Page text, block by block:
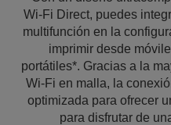
Wi-Fi Direct, puedes
multifunción en la
imprimir desde
portátiles*. Gracias a la
Wi-Fi en malla, la
optimizada para ofrecer
para disfrutar de